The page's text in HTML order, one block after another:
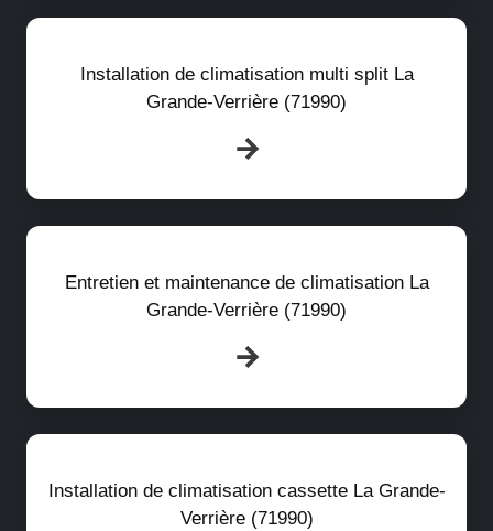
Installation de climatisation multi split La
Grande-Verrière (71990)
Entretien et maintenance de climatisation La
Grande-Verrière (71990)
Installation de climatisation cassette La Grande-
Verrière (71990)